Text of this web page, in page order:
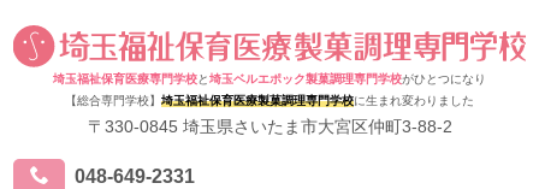
埼玉福祉保育医療専門学校と埼玉ベルエポック製菓調理専門学校がひとつになり
【総合専門学校】 埼玉福祉保育医療製菓調理専門学校に生まれ変わりました
〒330-0845 埼玉県さいたま市大宮区仲町3-88-2
048-649-2331